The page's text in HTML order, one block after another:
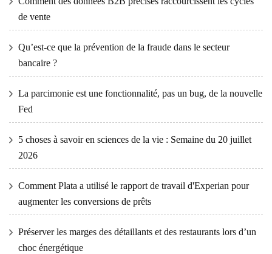
de vente
Qu’est-ce que la prévention de la fraude dans le secteur
bancaire ?
La parcimonie est une fonctionnalité, pas un bug, de la nouvelle
Fed
5 choses à savoir en sciences de la vie : Semaine du 20 juillet
2026
Comment Plata a utilisé le rapport de travail d'Experian pour
augmenter les conversions de prêts
Préserver les marges des détaillants et des restaurants lors d’un
choc énergétique